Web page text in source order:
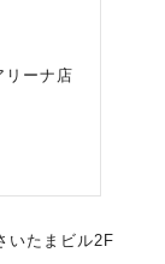
いたまビル2F